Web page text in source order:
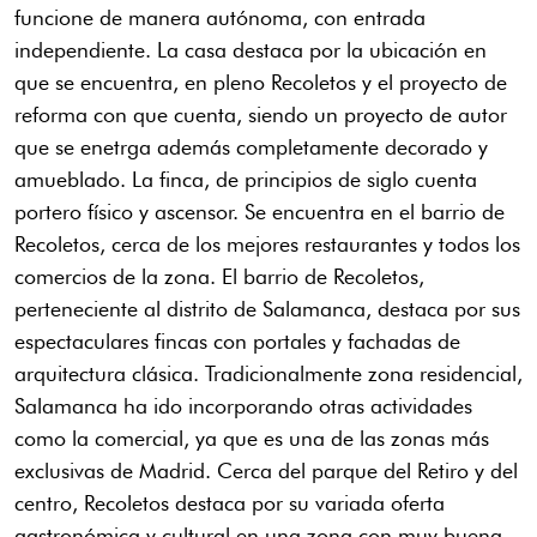
funcione de manera autónoma, con entrada
independiente. La casa destaca por la ubicación en
que se encuentra, en pleno Recoletos y el proyecto de
reforma con que cuenta, siendo un proyecto de autor
que se enetrga además completamente decorado y
amueblado. La finca, de principios de siglo cuenta
portero físico y ascensor. Se encuentra en el barrio de
Recoletos, cerca de los mejores restaurantes y todos los
comercios de la zona. El barrio de Recoletos,
perteneciente al distrito de Salamanca, destaca por sus
espectaculares fincas con portales y fachadas de
arquitectura clásica. Tradicionalmente zona residencial,
Salamanca ha ido incorporando otras actividades
como la comercial, ya que es una de las zonas más
exclusivas de Madrid. Cerca del parque del Retiro y del
centro, Recoletos destaca por su variada oferta